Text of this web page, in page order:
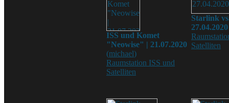
ISS und Komet
"Neowise" | 21.07.2020
(michael)
Raumstation ISS und
Satelliten
Starlink
27.04.2020
Satelliten